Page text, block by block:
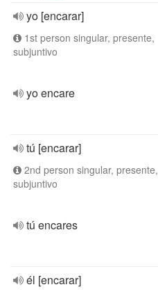
yo [encarar]
1st person singular, presente,
subjuntivo
yo encare
tú [encarar]
2nd person singular, presente,
subjuntivo
tú encares
él [encarar]